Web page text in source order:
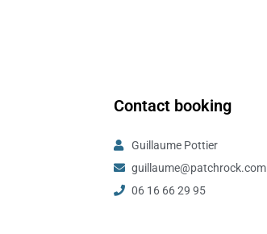
Contact booking
Guillaume Pottier
guillaume@patchrock.com
06 16 66 29 95